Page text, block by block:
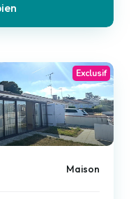
Exclusif
Maison